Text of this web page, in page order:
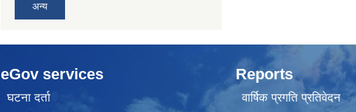
अन्य
eGov services
घटना दर्ता
Reports
वार्षिक प्रगति प्रतिवेदन